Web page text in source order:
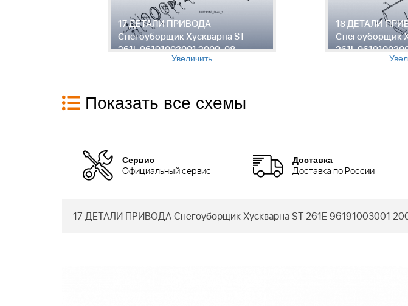
17 ДЕТАЛИ ПРИВОДА
Снегоуборщик Хускварна ST
261E 96191003001 2009-08
Увеличить
18 ДЕТАЛИ
Снегоуборщик
261E
Показать все схемы
Сервис
Официальный сервис
Доставка
Доставка по России
17 ДЕТАЛИ ПРИВОДА Снегоуборщик Хускварна ST 261E 96191003001